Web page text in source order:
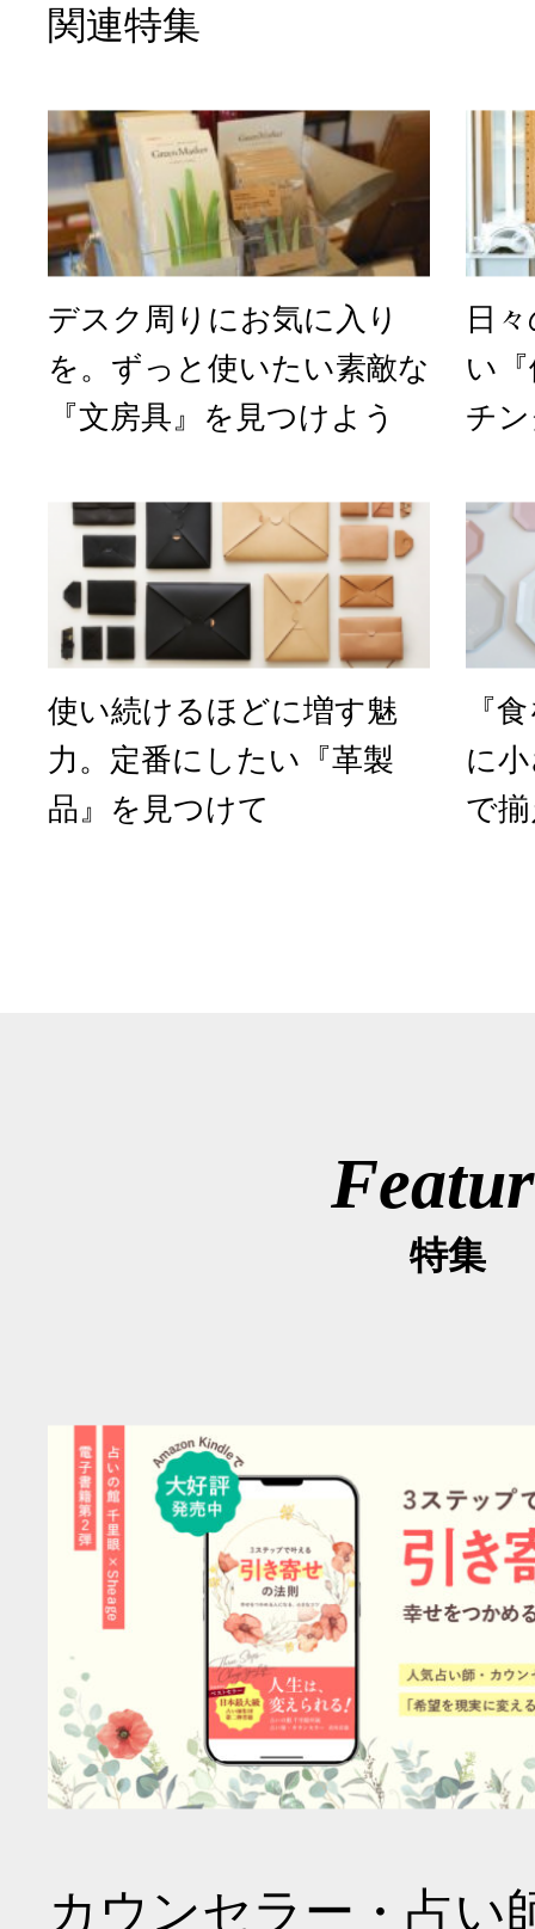
関連特集
デスク周りにお気に入り
を。ずっと使いたい素敵な
『文房具』を見つけよう
日
い
チ
使い続けるほどに増す魅
力。定番にしたい『革製
品』を見つけて
『
に
で
特集
カウンセラー・占い